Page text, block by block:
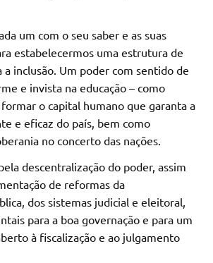
um com o seu saber e as suas
estabelecermos uma estrutura de
a inclusão. Um poder com sentido de
e invista na educação – como
o capital humano que garanta a
e eficaz do país, bem como
no concerto das nações.
descentralização do poder, assim
de reformas da
dos sistemas judicial e eleitoral,
para a boa governação e para um
à fiscalização e ao julgamento